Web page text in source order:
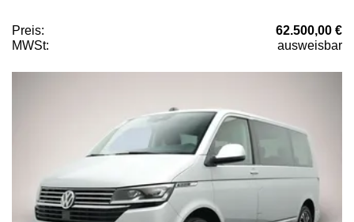
Preis:
62.500,00 €
MWSt:
ausweisbar